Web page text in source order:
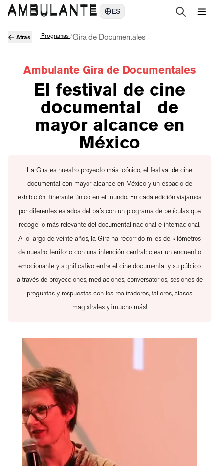
ES
Atras Programas /Gira de Documentales
Ambulante Gira de Documentales
El festival de cine
documental de
mayor alcance en
México
La Gira es nuestro proyecto más icónico, el festival de cine
documental con mayor alcance en México y un espacio de
exhibición itinerante único en el mundo. En cada edición viajamos
por diferentes estados del país con un programa de películas que
recoge lo más relevante del documental nacional e internacional.
A lo largo de veinte años, la Gira ha recorrido miles de kilómetros
de nuestro territorio con una intención central: crear un encuentro
emocionante y significativo entre el cine documental y su público
a través de proyecciones, mediaciones, conversatorios, sesiones de
preguntas y respuestas con los realizadores, talleres, clases
magistrales y ¡mucho más!